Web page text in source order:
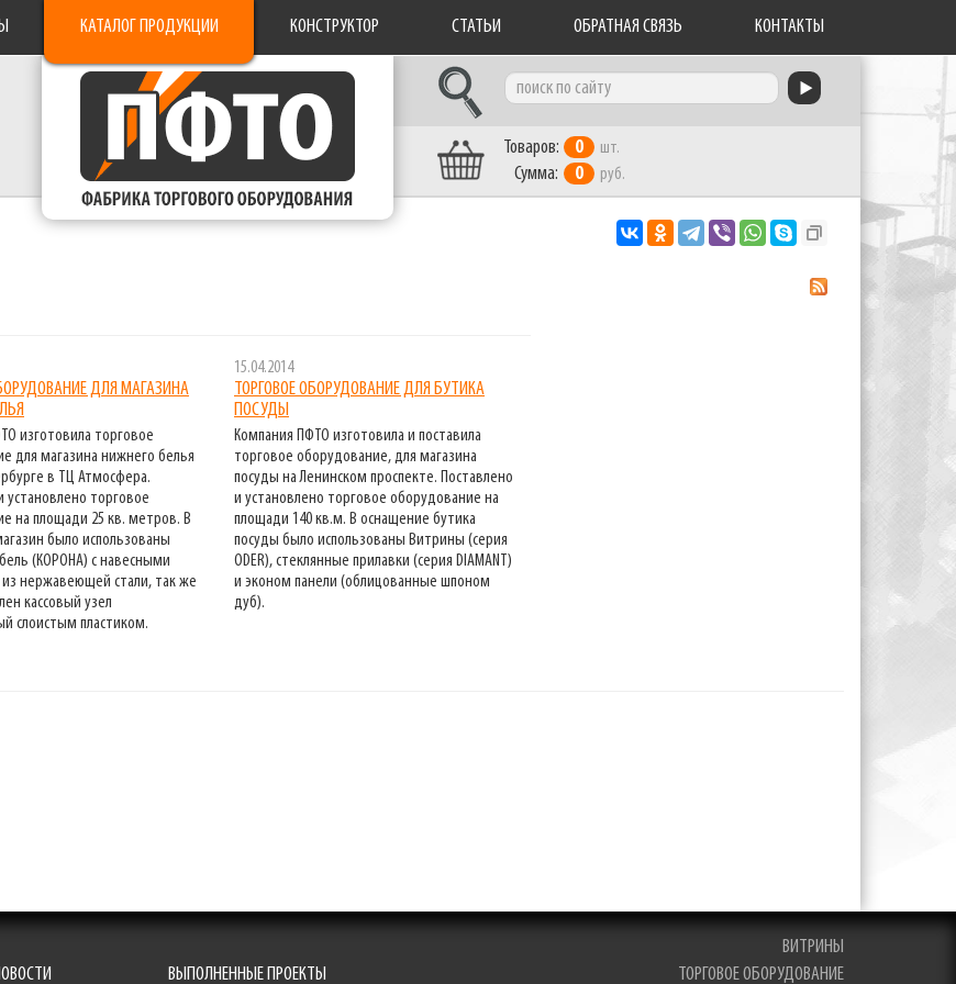
КАТАЛОГ ПРОДУКЦИИ КОНСТРУКТОР СТАТЬИ ОБРАТНАЯ СВЯЗЬ КОНТАКТЫ
Товаров: 0 шт.
Сумма: 0 руб.
ДЛЯ МАГАЗИНА
изготовила торговое
для магазина нижнего белья
в ТЦ Атмосфера.
установлено торговое
на площади 25 кв. метров. В
было использованы
(КОРОНА) с навесными
нержавеющей стали, так же
кассовый узел
слоистым пластиком.
15.04.2014
ТОРГОВОЕ ОБОРУДОВАНИЕ ДЛЯ БУТИКА
ПОСУДЫ
Компания ПФТО изготовила и поставила
торговое оборудование, для магазина
посуды на Ленинском проспекте. Поставлено
и установлено торговое оборудование на
площади 140 кв.м. В оснащение бутика
посуды было использованы Витрины (серия
ODER), стеклянные прилавки (серия DIAMANT)
и эконом панели (облицованные шпоном
дуб).
ВЫПОЛНЕННЫЕ ПРОЕКТЫ
ВИТРИНЫ
ТОРГОВОЕ ОБОРУДОВАНИЕ